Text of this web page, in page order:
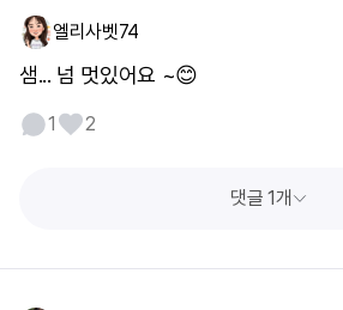
엘리사벳74
샘... 넘 멋있어요 ~😊
1 2
댓글 1개